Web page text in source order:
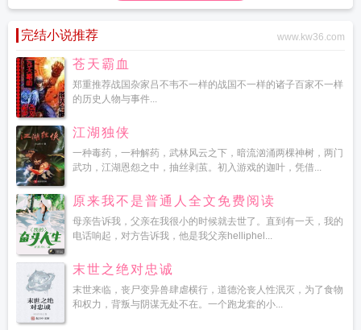
完结小说推荐 www.kw36.com
苍天霸血
郑重推荐战国杂家吕不韦不一样的战国不一样的诸子百家不一样
的历史人物与事件...
江湖独侠
一种毒药，一种解药，武林风云之下，暗流汹涌两棵神树，两门
武功，江湖恩怨之中，抽丝剥茧。初入游戏的迦叶，凭借...
原来我不是普通人全文免费阅读
母亲告诉我，父亲在我很小的时候就去世了。直到有一天，我的
电话响起，对方告诉我，他是我父亲helliphel...
末世之绝对忠诚
末世来临，丧尸变异兽肆虐横行，道德沦丧人性泯灭，为了食物
和权力，背叛与阴谋无处不在。一个跑龙套的小...